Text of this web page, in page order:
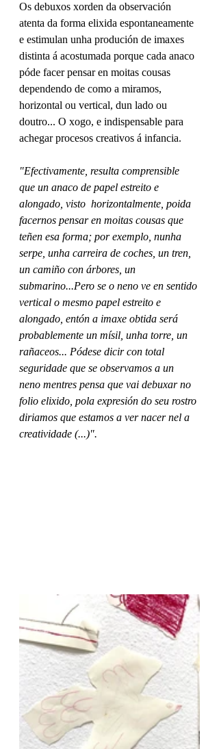
Os debuxos xorden da observación
atenta da forma elixida espontaneamente
e estimulan unha produción de imaxes
distinta á acostumada porque cada anaco
póde facer pensar en moitas cousas
dependendo de como a miramos,
horizontal ou vertical, dun lado ou
doutro... O xogo, e indispensable para
achegar procesos creativos á infancia.
"Efectivamente, resulta comprensible
que un anaco de papel estreito e
alongado, visto  horizontalmente, poida
facernos pensar en moitas cousas que
teñen esa forma; por exemplo, nunha
serpe, unha carreira de coches, un tren,
un camiño con árbores, un
submarino...Pero se o neno ve en sentido
vertical o mesmo papel estreito e
alongado, entón a imaxe obtida será
probablemente un mísil, unha torre, un
rañaceos... Pódese dicir con total
seguridade que se observamos a un
neno mentres pensa que vai debuxar no
folio elixido, pola expresión do seu rostro
diriamos que estamos a ver nacer nel a
creatividade (...)".